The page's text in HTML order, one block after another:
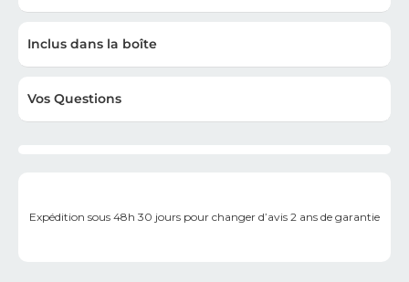
Inclus dans la boîte
Vos Questions
Expédition sous 48h 30 jours pour changer d’avis 2 ans de garantie